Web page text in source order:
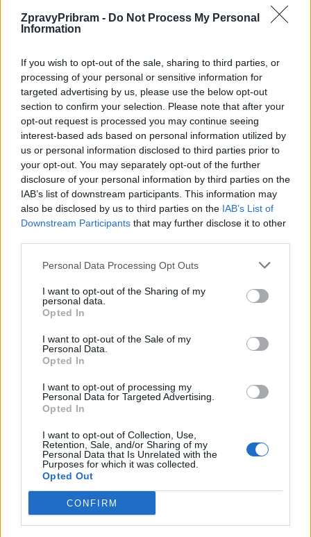
ZpravyPribram - Do Not Process My Personal
Information
If you wish to opt-out of the sale, sharing to third parties, or
processing of your personal or sensitive information for
targeted advertising by us, please use the below opt-out
section to confirm your selection. Please note that after your
opt-out request is processed you may continue seeing
interest-based ads based on personal information utilized by
us or personal information disclosed to third parties prior to
your opt-out. You may separately opt-out of the further
disclosure of your personal information by third parties on the
IAB’s list of downstream participants. This information may
also be disclosed by us to third parties on the IAB’s List of
Downstream Participants that may further disclose it to other
Personal Data Processing Opt Outs
I want to opt-out of the Sharing of my
personal data.
Opted In
I want to opt-out of the Sale of my
Personal Data.
Opted In
I want to opt-out of processing my
Personal Data for Targeted Advertising.
Opted In
I want to opt-out of Collection, Use,
Retention, Sale, and/or Sharing of my
Personal Data that Is Unrelated with the
Purposes for which it was collected.
Opted Out
CONFIRM
Podzimní prázdniny v podzemí:
Hornické muzeum chystá hry,
vláčky i kutání minerálů
Zaměstnanci příbramské
věznice darovali krev v rámci
celostátní akce
SOUVISEJÍCÍ ČLÁNKY
VÍCE OD AUTORA
Kultura
Dnes se v Příbrami otevře výstava
Rovnováha života. Vernisáž nabídne
i hudební a básnický program
Dobříšsko
Festival hudby na zámku Dobříš sází na
jedinečnou atmosféru. Klasiku propojí
s dalšími žánry i rodinným programem
Lesního divadla Skalka. Nabídne hudbu,
divadlo i tvořivé dílny